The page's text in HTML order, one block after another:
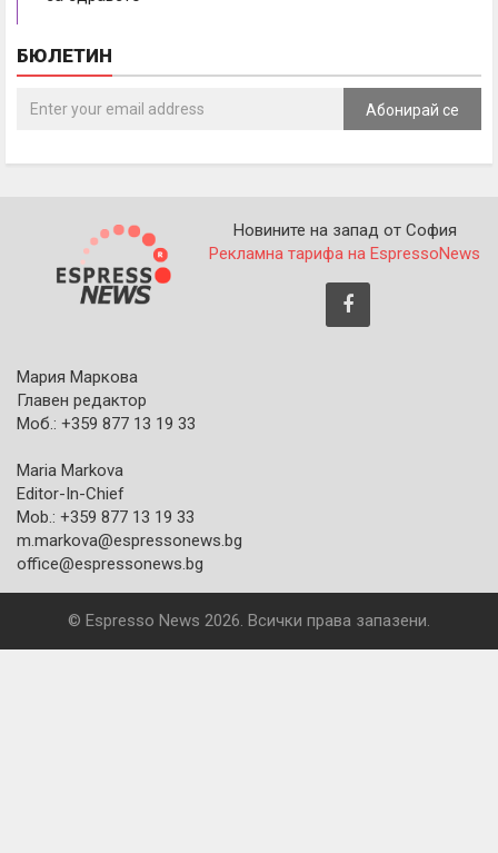
БЮЛЕТИН
Абонирай се
Новините на запад от София
Рекламна тарифа на EspressoNews
Мария Маркова
Главен редактор
Моб.: +359 877 13 19 33
Maria Markova
Editor-In-Chief
Mob.: +359 877 13 19 33
m.markova@espressonews.bg
office@espressonews.bg
© Espresso News 2026. Всички права запазени.